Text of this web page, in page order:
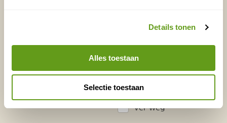
Details tonen
Alles toestaan
Selectie toestaan
Waar ligt je interesse?
Nederland
Europa
Ver weg